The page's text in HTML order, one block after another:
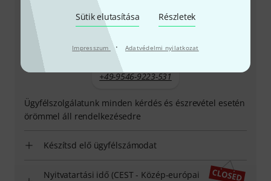
Sütik elutasítása Részletek
Impresszum · Adatvédelmi nyilatkozat
+49-9546-9223-531
Ügyfélszolgálatunk minden kérdés és észrevétel esetén
örömmel áll rendelkezésedre
Készítsd elő ügyfélszámodat
Nyitvatartási idő (CEST - Közép-európai